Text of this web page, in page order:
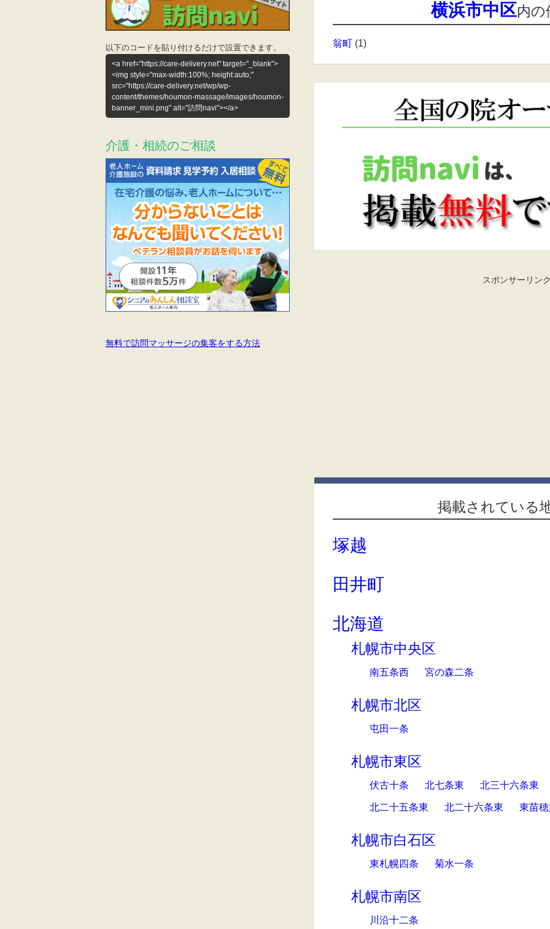
横浜市中区内の
翁町 (1)
スポンサーリン
掲載されている
塚越
田井町
北海道
札幌市中央区
南五条西 宮の森二条
札幌市北区
屯田一条
札幌市東区
伏古十条 北七条東 北三十六条東
北二十五条東 北二十六条東 東苗
札幌市白石区
東札幌四条 菊水一条
札幌市南区
川沿十二条
以下のコードを貼り付けるだけで設置できます。
<a href="https://care-delivery.net" target="_blank">
<img style="max-width:100%; height:auto;"
src="https://care-delivery.net/wp/wp-
content/themes/houmon-massage/images/houmon-
banner_mini.png" alt="訪問navi"></a>
介護・相続のご相談
無料で訪問マッサージの集客をする方法